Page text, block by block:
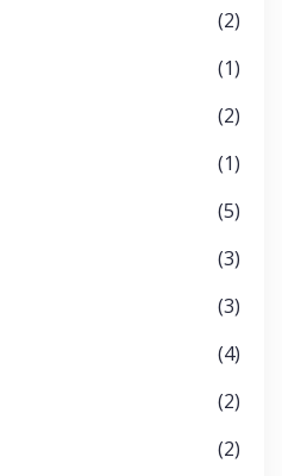
(2)
(1)
(2)
(1)
(5)
(3)
(3)
(4)
(2)
(2)